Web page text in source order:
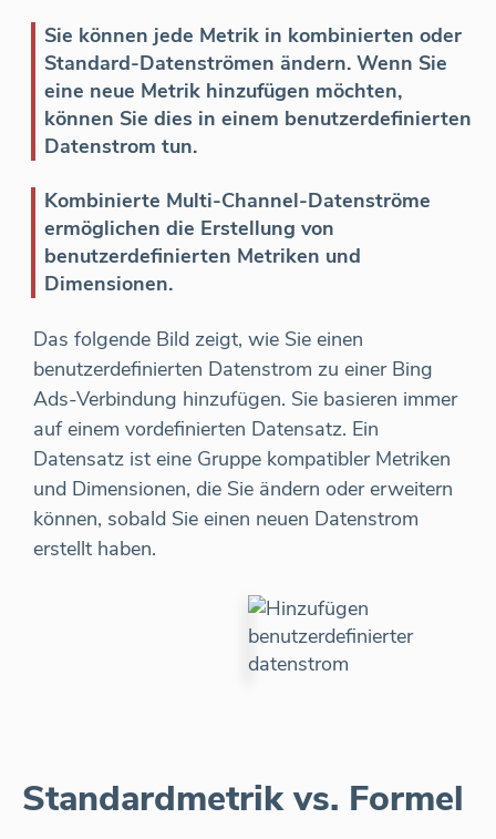
Sie können jede Metrik in kombinierten oder
Standard-Datenströmen ändern. Wenn Sie
eine neue Metrik hinzufügen möchten,
können Sie dies in einem benutzerdefinierten
Datenstrom tun.
Kombinierte Multi-Channel-Datenströme
ermöglichen die Erstellung von
benutzerdefinierten Metriken und
Dimensionen.
Das folgende Bild zeigt, wie Sie einen
benutzerdefinierten Datenstrom zu einer Bing
Ads-Verbindung hinzufügen. Sie basieren immer
auf einem vordefinierten Datensatz. Ein
Datensatz ist eine Gruppe kompatibler Metriken
und Dimensionen, die Sie ändern oder erweitern
können, sobald Sie einen neuen Datenstrom
erstellt haben.
Standardmetrik vs. Formel